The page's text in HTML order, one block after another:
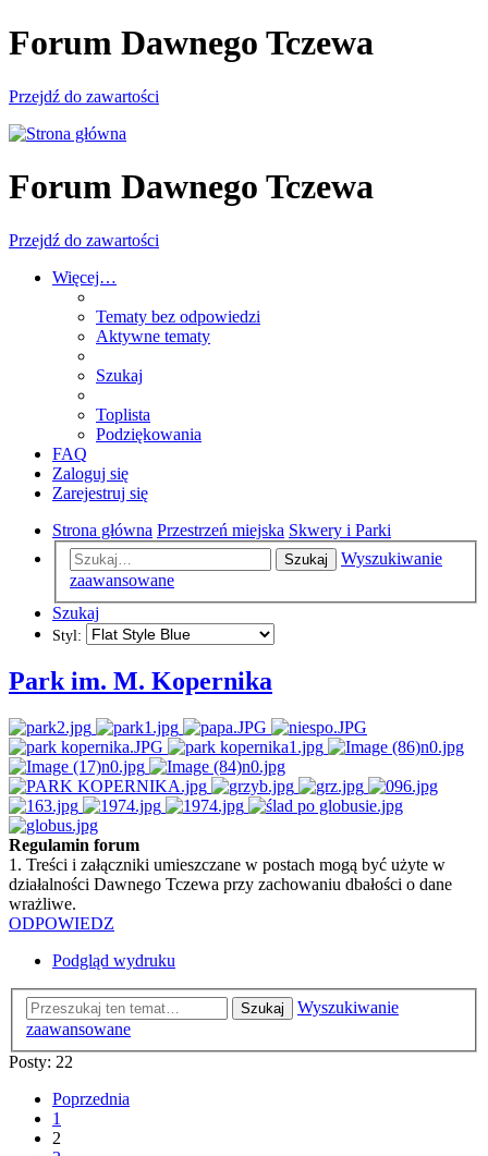
Forum Dawnego Tczewa
Przejdź do zawartości
Forum Dawnego Tczewa
Przejdź do zawartości
Więcej…
Tematy bez odpowiedzi
Aktywne tematy
Szukaj
Toplista
Podziękowania
FAQ
Zaloguj się
Zarejestruj się
Strona główna Przestrzeń miejska Skwery i Parki
Szukaj
Wyszukiwanie
zaawansowane
Szukaj
Styl:
Park im. M. Kopernika
Regulamin forum
1. Treści i załączniki umieszczane w postach mogą być użyte w
działalności Dawnego Tczewa przy zachowaniu dbałości o dane
wrażliwe.
ODPOWIEDZ
Podgląd wydruku
Szukaj
Wyszukiwanie
zaawansowane
Posty: 22
Poprzednia
1
2